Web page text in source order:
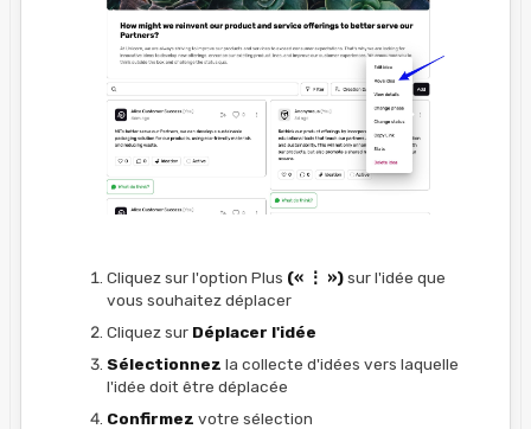
Cliquez sur l'option Plus (« ⋮ »)sur l'idée que
vous souhaitez déplacer
Cliquez sur Déplacer l'idée
Sélectionnez la collecte d'idées vers laquelle
l'idée doit être déplacée
Confirmez votre sélection